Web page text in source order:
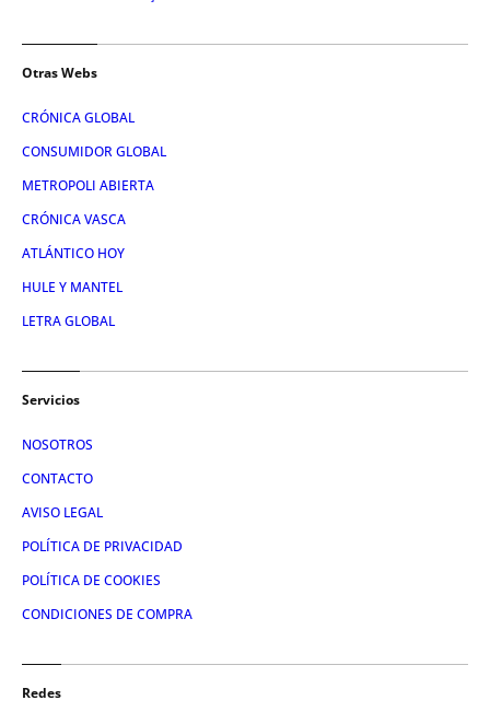
Otras Webs
CRÓNICA GLOBAL
CONSUMIDOR GLOBAL
METROPOLI ABIERTA
CRÓNICA VASCA
ATLÁNTICO HOY
HULE Y MANTEL
LETRA GLOBAL
Servicios
NOSOTROS
CONTACTO
AVISO LEGAL
POLÍTICA DE PRIVACIDAD
POLÍTICA DE COOKIES
CONDICIONES DE COMPRA
Redes